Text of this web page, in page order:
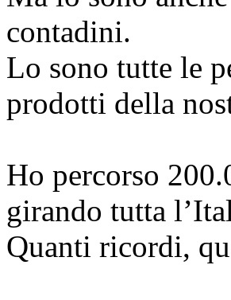
contadini.
Lo sono tutte le
prodotti della
Ho percorso
girando tutta
Quanti ricordi,